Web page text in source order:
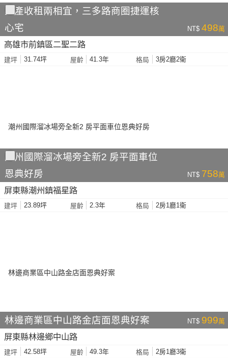
置產收租兩相宜，三多路商圈捷運核
心宅
NT$ 498萬
高雄市前鎮區二聖二路
建坪 31.74坪 屋齡 41.3年 格局 3房2廳2衛
潮州國際溜冰場旁全新2 房平面車位
恩典好房
NT$ 758萬
屏東縣潮州鎮福星路
建坪 23.89坪 屋齡 2.3年 格局 2房1廳1衛
林邊商業區中山路金店面恩典好案 NT$ 999萬
屏東縣林邊鄉中山路
建坪 42.58坪 屋齡 49.3年 格局 2房1廳3衛